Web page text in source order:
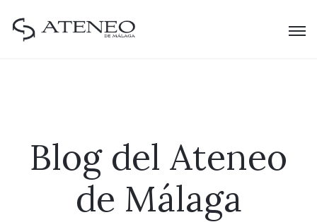
Blog del Ateneo
de Málaga